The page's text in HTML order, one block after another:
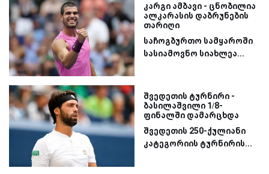
კარგი ამბავი - ცნობილია
ალკარასის დაბრუნების
თარიღი
საჩოგბურთო სამყაროში
სასიამოვნო სიახლეა...
შვედეთის ტურნირი -
ბასილაშვილი 1/8-
ფინალში დამარცხდა
შვედეთის 250-ქულიანი
კატეგორიის ტურნირის...